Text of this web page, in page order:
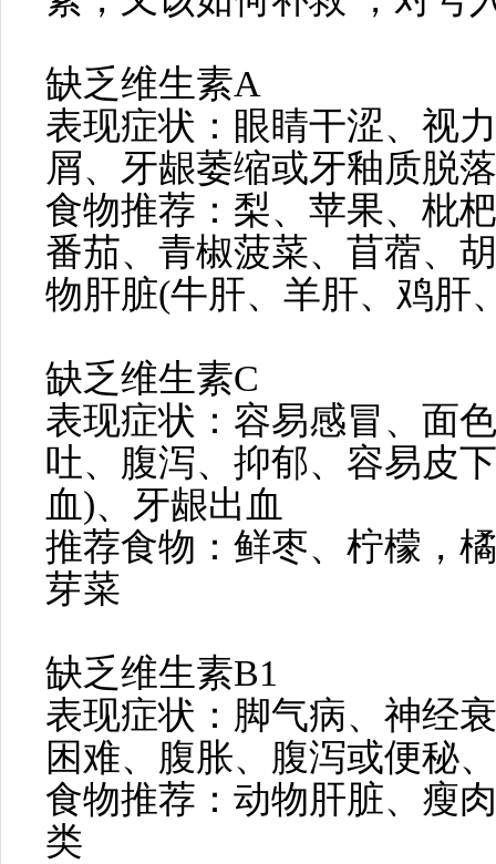
缺乏维生素A
表现症状：眼睛干涩、视
屑、牙龈萎缩或牙釉质脱落
食物推荐：梨、苹果、枇
番茄、青椒菠菜、苜蓿、
物肝脏(牛肝、羊肝、鸡肝
缺乏维生素C
表现症状：容易感冒、面
吐、腹泻、抑郁、容易皮
血)、牙龈出血
推荐食物：鲜枣、柠檬，
芽菜
缺乏维生素B1
表现症状：脚气病、神经
困难、腹胀、腹泻或便秘
食物推荐：动物肝脏、瘦
类